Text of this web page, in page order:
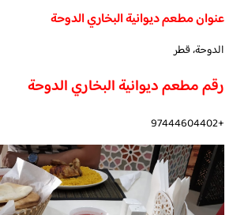
عنوان مطعم ديوانية البخاري الدوحة
الدوحة، قطر
رقم مطعم ديوانية البخاري الدوحة
+97444604402